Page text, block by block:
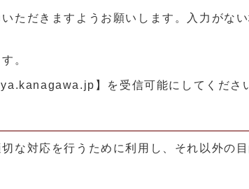
ただきますようお願いします。入力がな
。
】を受信可能にしてくださ
な対応を行うために利用し、それ以外の